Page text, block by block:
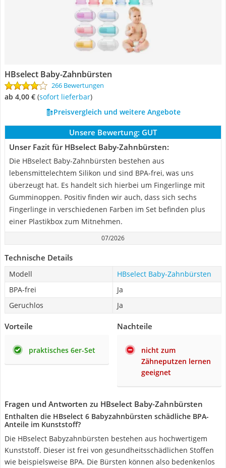
HBselect Baby-Zahnbürsten
266 Bewertungen
ab 4,00 € ( Sofort lieferbar)
Preisvergleich und weitere Angebote
Unsere Bewertung: GUT
Unser Fazit für HBselect Baby-Zahnbürsten:
Die HBselect Baby-Zahnbürsten bestehen aus
lebensmittelechtem Silikon und sind BPA-frei, was uns
überzeugt hat. Es handelt sich hierbei um Fingerlinge mit
Gumminoppen. Positiv finden wir auch, dass sich sechs
Fingerlinge in verschiedenen Farben im Set befinden plus
einer Plastikbox zum Mitnehmen.
07/2026
Technische Details
Modell
HBselect Baby-Zahnbürsten
BPA-frei
Ja
Geruchlos
Ja
Vorteile
praktisches 6er-Set
Nachteile
nicht zum
Zähneputzen lernen
geeignet
Fragen und Antworten zu HBselect Baby-Zahnbürsten
Enthalten die HBselect 6 Babyzahnbürsten schädliche BPA-
Anteile im Kunststoff?
Die HBselect Babyzahnbürsten bestehen aus hochwertigem
Kunststoff. Dieser ist frei von gesundheitsschädlichen Stoffen
wie beispielsweise BPA. Die Bürsten können also bedenkenlos